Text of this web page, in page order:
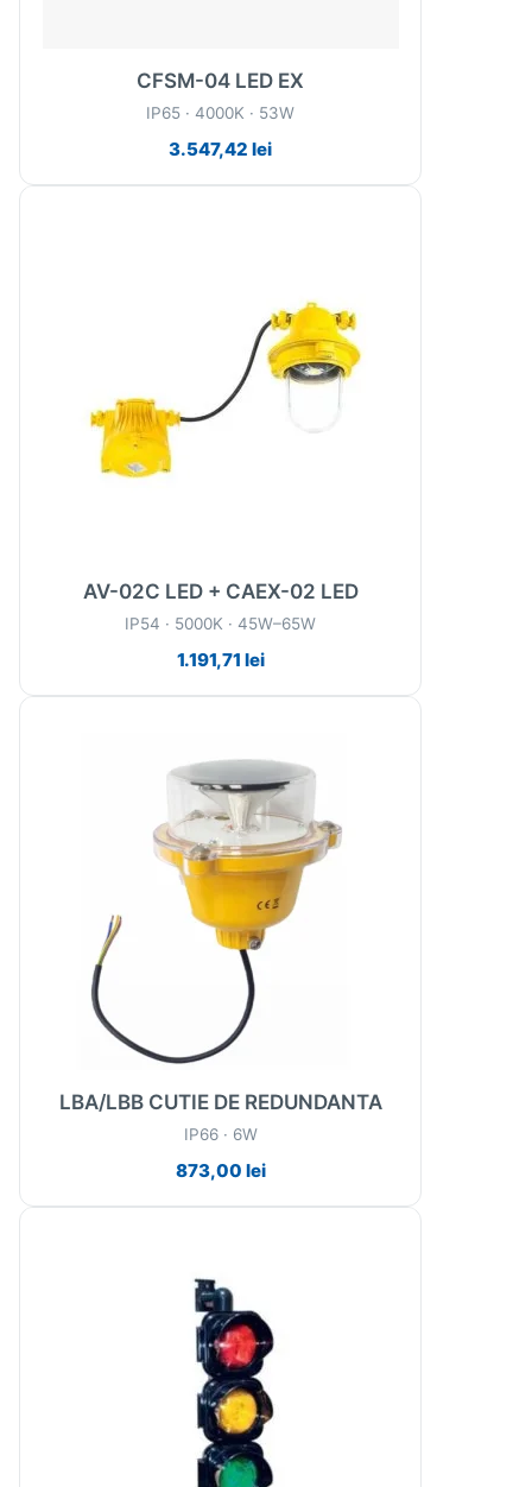
CFSM-04 LED EX
IP65 · 4000K · 53W
3.547,42 lei
AV-02C LED + CAEX-02 LED
IP54 · 5000K · 45W–65W
1.191,71 lei
LBA/LBB CUTIE DE REDUNDANTA
IP66 · 6W
873,00 lei